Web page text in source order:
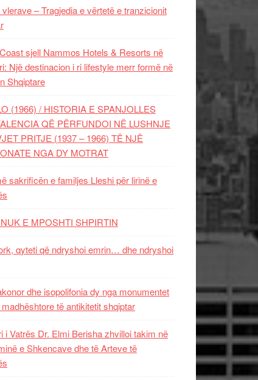
– Tragjedia e vërtetë e tranzicionit
sjell Nammos Hotels & Resorts në
Një destinacion i ri lifestyle merr formë në
Shqiptare
(1966) / HISTORIA E SPANJOLLES
QË PËRFUNDOI NË LUSHNJE
PRITJE (1937 – 1966) TË NJË
NGA DY MOTRAT
sakrificën e familjes Lleshi për lirinë e
E MPOSHTI SHPIRTIN
qyteti që ndryshoi emrin… dhe ndryshoi
dhe isopolifonia dy nga monumentet
të antikitetit shqiptar
i Vatrës Dr. Elmi Berisha zhvilloi takim në
e Shkencave dhe të Arteve të